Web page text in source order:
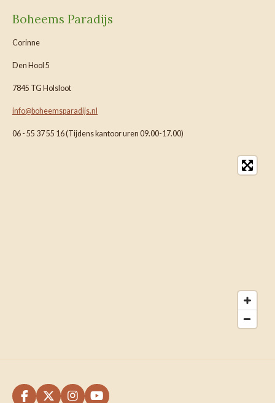
Boheems Paradijs
Corinne
Den Hool 5
7845 TG Holsloot
info@boheemsparadijs.nl
06 - 55 37 55 16 (Tijdens kantoor uren 09.00-17.00)
F X I Y